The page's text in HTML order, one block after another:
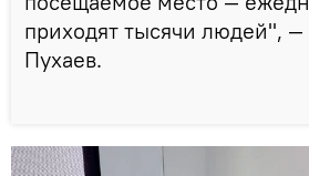
приходят тысячи людей", —
Пухаев.